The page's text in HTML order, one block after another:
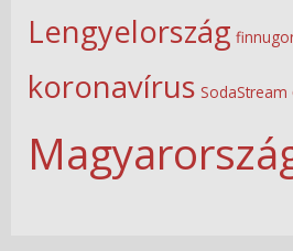
Lengyelország
koronavírus SodaStream